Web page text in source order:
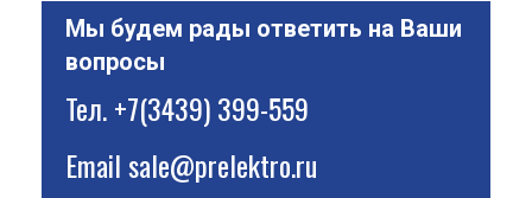
Мы будем рады ответить на Ваши
вопросы
Тел.+7(3439) 399-559
Emailsale@prelektro.ru